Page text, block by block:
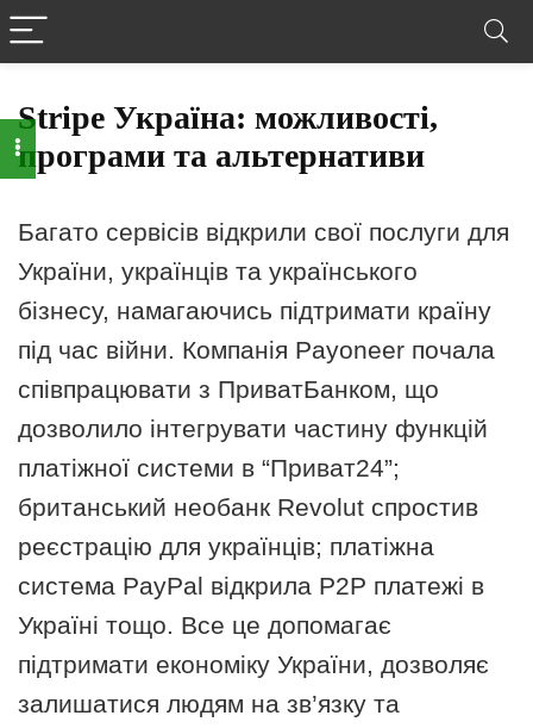
Stripe Україна: можливості,
програми та альтернативи
Багато сервісів відкрили свої послуги для
України, українців та українського
бізнесу, намагаючись підтримати країну
під час війни. Компанія Payoneer почала
співпрацювати з ПриватБанком, що
дозволило інтегрувати частину функцій
платіжної системи в “Приват24”;
британський необанк Revolut спростив
реєстрацію для українців; платіжна
система PayPal відкрила Р2Р платежі в
Україні тощо. Все це допомагає
підтримати економіку України, дозволяє
залишатися людям на зв’язку та